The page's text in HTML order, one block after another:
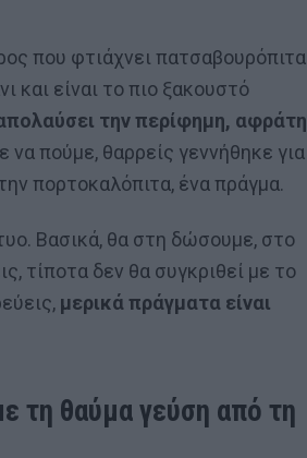
που φτιάχνει πατσαβουρόπιτα
και είναι το πιο ξακουστό
την περίφημη, αφράτη
να πούμε, θαρρείς γεννήθηκε για
πορτοκαλόπιτα, ένα πράγμα.
Βασικά, θα στη δώσουμε, στο
τίποτα δεν θα συγκριθεί με το
μερικά πράγματα είναι
τη θαύμα γεύση από τη